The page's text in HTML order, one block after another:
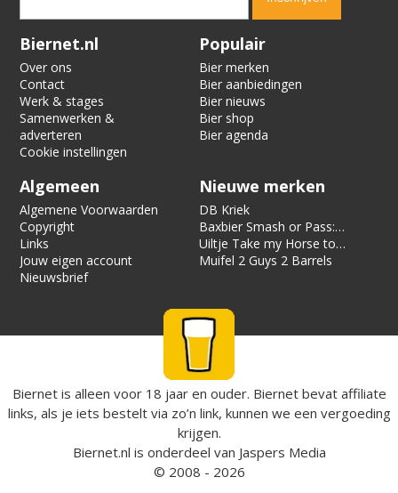
Verification code:
Biernet.nl
Over ons
Contact
Werk & stages
Samenwerken &
adverteren
Cookie instellingen
Populair
Bier merken
Bier aanbiedingen
Bier nieuws
Bier shop
Bier agenda
Algemeen
Algemene Voorwaarden
Copyright
Links
Jouw eigen account
Nieuwsbrief
Nieuwe merken
DB Kriek
Baxbier Smash or Pass:
Strata
Uiltje Take my Horse to
the Hotel Room
Muifel 2 Guys 2 Barrels
Biernet is alleen voor 18 jaar en ouder. Biernet bevat affiliate
links, als je iets bestelt via zo’n link, kunnen we een vergoeding
krijgen.
Biernet.nl is onderdeel van Jaspers Media
© 2008 - 2026